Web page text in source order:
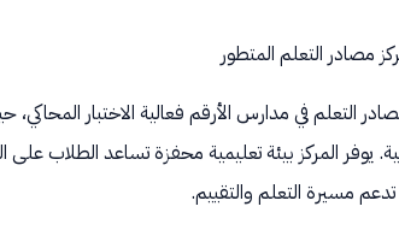
مصادر التعلم المتطور
التعلم في مدارس الأرقم فعالية الاختبار المحاكي،
يوفر المركز بيئة تعليمية محفزة تساعد الطلاب
تدعم مسيرة التعلم والتقييم.